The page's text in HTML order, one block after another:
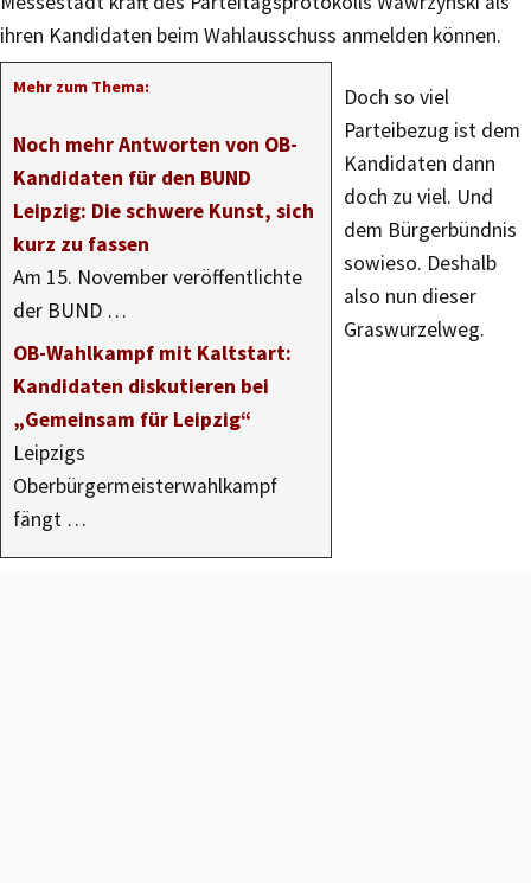
ihren Kandidaten beim Wahlausschuss anmelden können.
Mehr zum Thema:
Noch mehr Antworten von OB-
Kandidaten für den BUND
Leipzig: Die schwere Kunst, sich
kurz zu fassen
Am 15. November veröffentlichte
der BUND …
OB-Wahlkampf mit Kaltstart:
Kandidaten diskutieren bei
„Gemeinsam für Leipzig“
Leipzigs
Oberbürgermeisterwahlkampf
fängt …
Doch so viel
Parteibezug ist dem
Kandidaten dann
doch zu viel. Und
dem Bürgerbündnis
sowieso. Deshalb
also nun dieser
Graswurzelweg.